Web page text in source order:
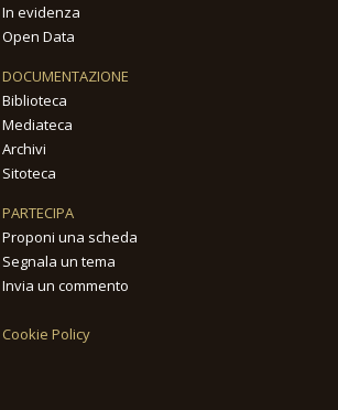
In evidenza
Open Data
DOCUMENTAZIONE
Biblioteca
Mediateca
Archivi
Sitoteca
PARTECIPA
Proponi una scheda
Segnala un tema
Invia un commento
Cookie Policy